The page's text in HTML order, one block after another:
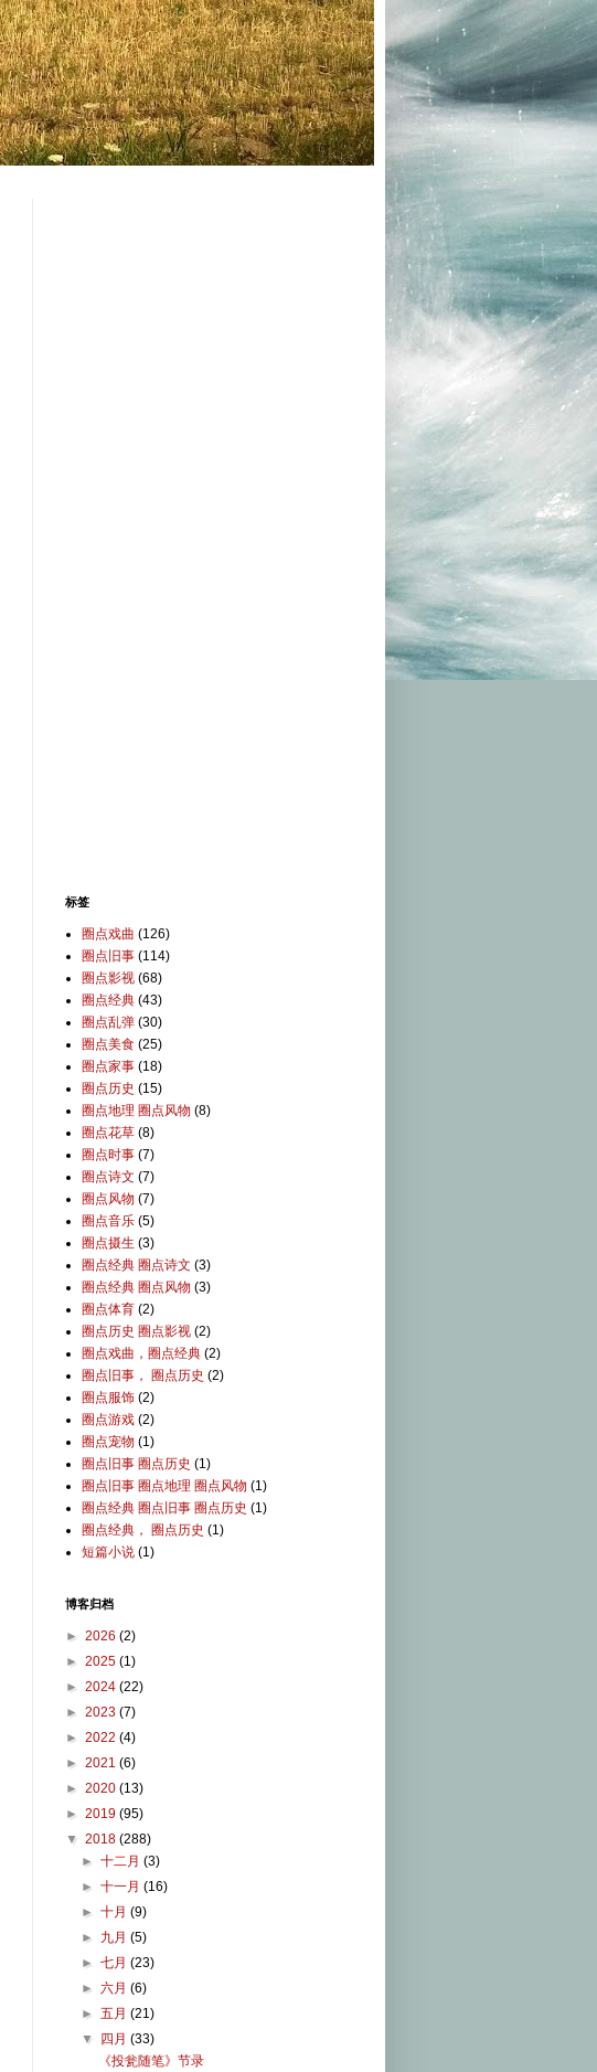
标签
圈点戏曲 (126)
圈点旧事 (114)
圈点影视 (68)
圈点经典 (43)
圈点乱弹 (30)
圈点美食 (25)
圈点家事 (18)
圈点历史 (15)
圈点地理 圈点风物 (8)
圈点花草 (8)
圈点时事 (7)
圈点诗文 (7)
圈点风物 (7)
圈点音乐 (5)
圈点摄生 (3)
圈点经典 圈点诗文 (3)
圈点经典 圈点风物 (3)
圈点体育 (2)
圈点历史 圈点影视 (2)
圈点戏曲，圈点经典 (2)
圈点旧事， 圈点历史 (2)
圈点服饰 (2)
圈点游戏 (2)
圈点宠物 (1)
圈点旧事 圈点历史 (1)
圈点旧事 圈点地理 圈点风物 (1)
圈点经典 圈点旧事 圈点历史 (1)
圈点经典， 圈点历史 (1)
短篇小说 (1)
博客归档
► 2026 (2)
► 2025 (1)
► 2024 (22)
► 2023 (7)
► 2022 (4)
► 2021 (6)
► 2020 (13)
► 2019 (95)
▼ 2018 (288)
►十二月(3)
►十一月(16)
►十月(9)
► 九月(5)
►七月(23)
►六月(6)
►五月(21)
▼
四月(33)
《投瓮随笔》节录